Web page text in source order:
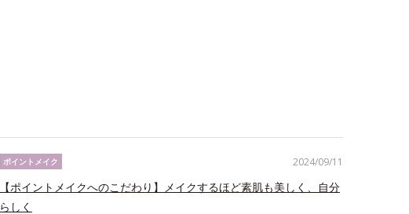
2024/09/11
ポイントメイク
【ポイントメイクへのこだわり】メイクするほど素肌も美しく、自分
らしく